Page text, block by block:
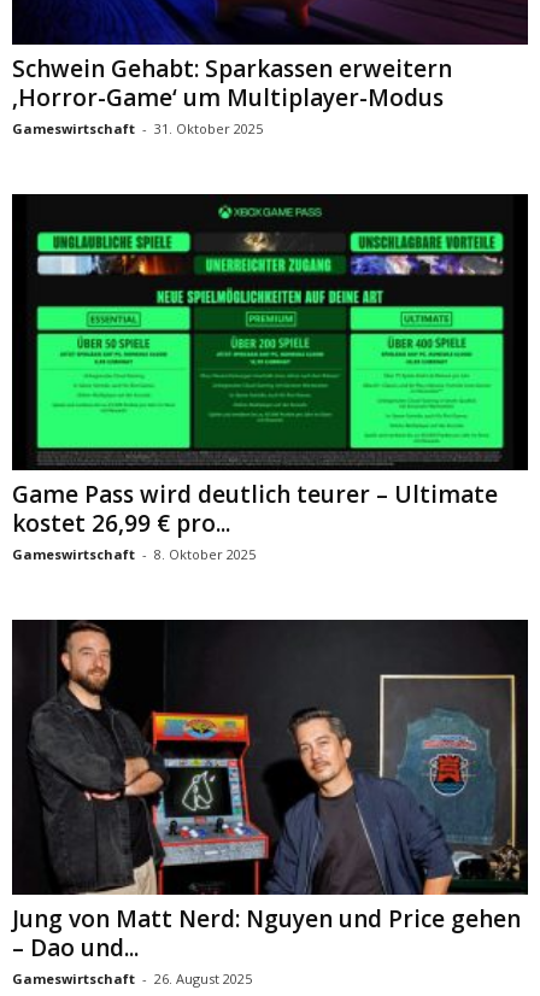
Schwein Gehabt: Sparkassen erweitern
‚Horror-Game‘ um Multiplayer-Modus
Gameswirtschaft - 31. Oktober 2025
Game Pass wird deutlich teurer – Ultimate
kostet 26,99 € pro...
Gameswirtschaft - 8. Oktober 2025
Jung von Matt Nerd: Nguyen und Price gehen
– Dao und...
Gameswirtschaft - 26. August 2025